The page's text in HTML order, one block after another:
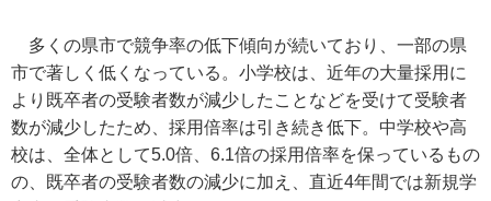
多くの県市で競争率の低下傾向が続いており、一部の県
市で著しく低くなっている。小学校は、近年の大量採用に
より既卒者の受験者数が減少したことなどを受けて受験者
数が減少したため、採用倍率は引き続き低下。中学校や高
校は、全体として5.0倍、6.1倍の採用倍率を保っているもの
の、既卒者の受験者数の減少に加え、直近4年間では新規学